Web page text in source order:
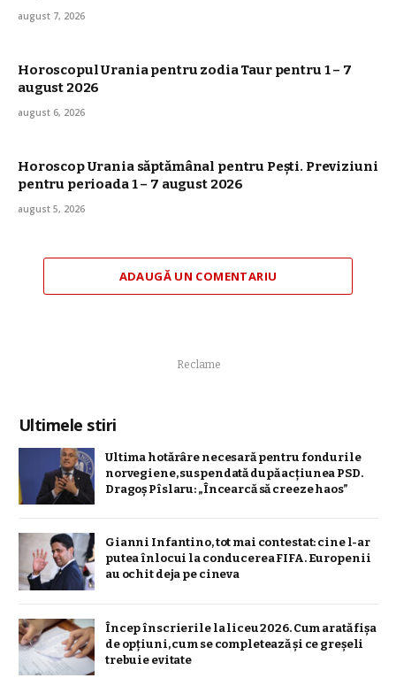
august 7, 2026
Horoscopul Urania pentru zodia Taur pentru 1 – 7
august 2026
august 6, 2026
Horoscop Urania săptămânal pentru Pești. Previziuni
pentru perioada 1 – 7 august 2026
august 5, 2026
ADAUGĂ UN COMENTARIU
Reclame
Ultimele stiri
Ultima hotărâre necesară pentru fondurile
norvegiene, suspendată după acțiunea PSD.
Dragoș Pîslaru: „Încearcă să creeze haos”
Gianni Infantino, tot mai contestat: cine l-ar
putea înlocui la conducerea FIFA. Europenii
au ochit deja pe cineva
Încep înscrierile la liceu 2026. Cum arată fișa
de opțiuni, cum se completează și ce greșeli
trebuie evitate